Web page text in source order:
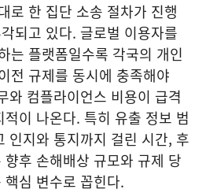
로 한 집단 소송 절차가 진행
되고 있다. 글로벌 이용자를
는 플랫폼일수록 각국의 개인
전 규제를 동시에 충족해야
와 컴플라이언스 비용이 급격
이 나온다. 특히 유출 정보 범
인지와 통지까지 걸린 시간, 후
후 손해배상 규모와 규제 당
심 변수로 꼽힌다.